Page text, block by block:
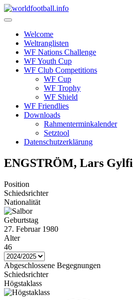
Skip
to
Welcome
Weltranglisten
WF Nations Challenge
WF Youth Cup
WF Club Competitions
WF Cup
WF Trophy
WF Shield
WF Friendlies
Downloads
Rahmenterminkalender
Setztool
Datenschutzerklärung
ENGSTRÖM, Lars Gylfi
Position
Schiedsrichter
Nationalität
Geburtstag
27. Februar 1980
Alter
46
Abgeschlossene Begegnungen
Schiedsrichter
Högstaklass